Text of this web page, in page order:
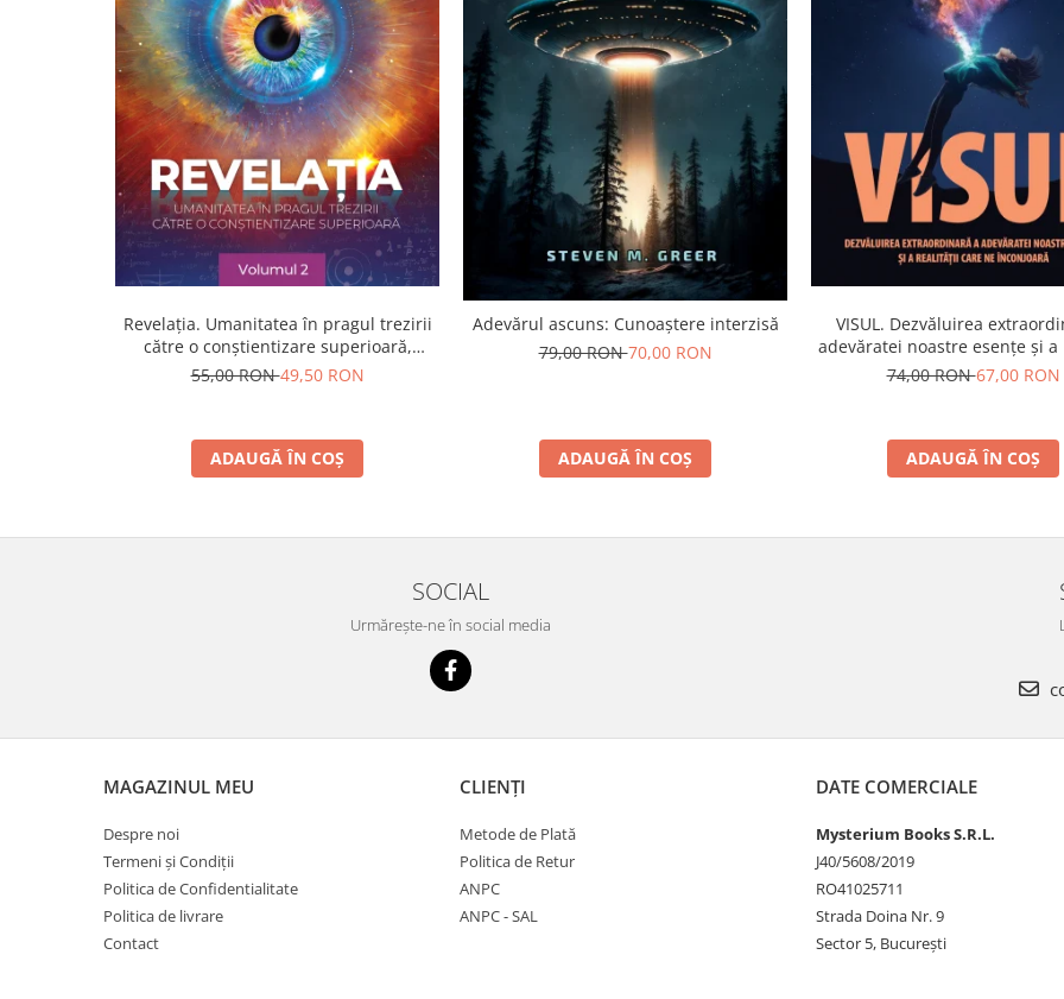
Spiritualitate şi ştiinţă
Fără categorie
Revelația. Umanitatea în pragul trezirii
către o conştientizare superioară,
volumul 2
55,00 RON49,50 RON
ADAUGĂ ÎN COȘ
Adevărul ascuns: Cunoaștere interzisă
79,00 RON70,00 RON
ADAUGĂ ÎN COȘ
VISUL. Dezvăluirea
adevăratei noastre esențe și
care ne înconjoară
74,00 RON67,00 RON
ADAUGĂ ÎN COȘ
SOCIAL
Urmărește-ne în social media
MAGAZINUL MEU
Despre noi
Termeni și Condiții
Politica de Confidentialitate
Politica de livrare
Contact
CLIENȚI
Metode de Plată
Politica de Retur
ANPC
ANPC - SAL
DATE COMERCIALE
Mysterium Books S.R.L.
J40/5608/2019
RO41025711
Strada Doina Nr. 9
Sector 5, București